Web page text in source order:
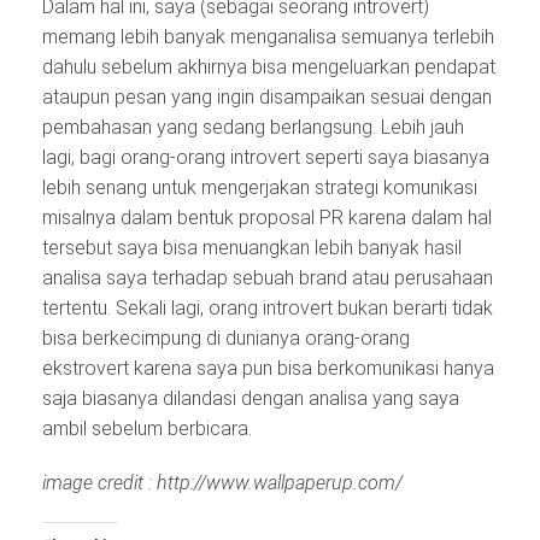
Dalam hal ini, saya (sebagai seorang introvert)
memang lebih banyak menganalisa semuanya terlebih
dahulu sebelum akhirnya bisa mengeluarkan pendapat
ataupun pesan yang ingin disampaikan sesuai dengan
pembahasan yang sedang berlangsung. Lebih jauh
lagi, bagi orang-orang introvert seperti saya biasanya
lebih senang untuk mengerjakan strategi komunikasi
misalnya dalam bentuk proposal PR karena dalam hal
tersebut saya bisa menuangkan lebih banyak hasil
analisa saya terhadap sebuah brand atau perusahaan
tertentu. Sekali lagi, orang introvert bukan berarti tidak
bisa berkecimpung di dunianya orang-orang
ekstrovert karena saya pun bisa berkomunikasi hanya
saja biasanya dilandasi dengan analisa yang saya
ambil sebelum berbicara.
image credit : http://www.wallpaperup.com/